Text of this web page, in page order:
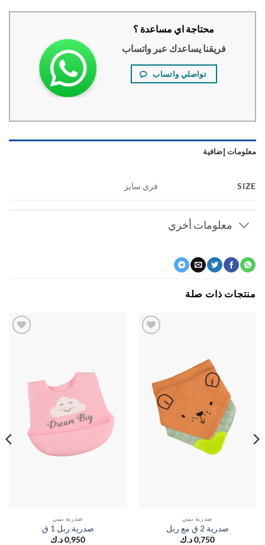
محتاجة اي مساعدة ؟
فريقنا يساعدك عبر واتساب
تواصلي واتساب
إضافية
فري سايز
معلومات أخري
ذات صلة
صدرية بيبي
صدرية 2 ق مع ربل
0,750د.ك
صدرية بيبي
صدرية ربل 1 ق
0,950د.ك